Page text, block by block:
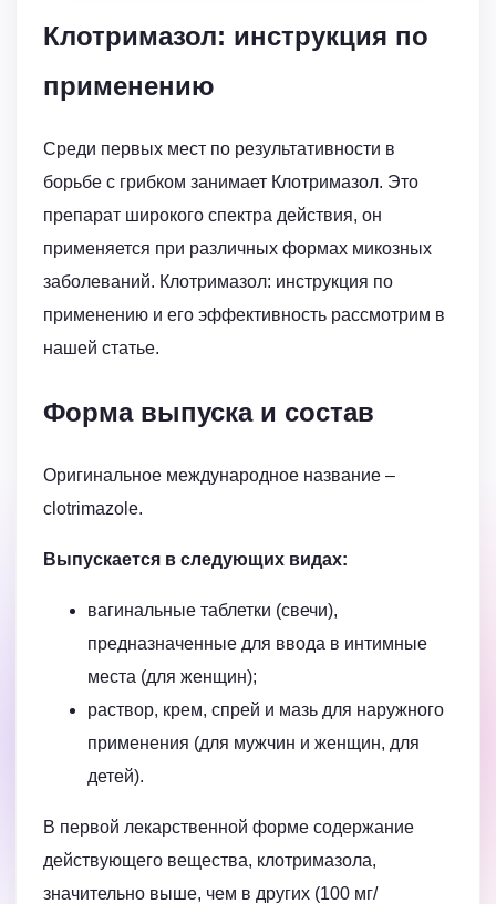
Клотримазол: инструкция по
применению
Среди первых мест по результативности в
борьбе с грибком занимает Клотримазол. Это
препарат широкого спектра действия, он
применяется при различных формах микозных
заболеваний. Клотримазол: инструкция по
применению и его эффективность рассмотрим в
нашей статье.
Форма выпуска и состав
Оригинальное международное название –
clotrimazole.
Выпускается в следующих видах:
вагинальные таблетки (свечи),
предназначенные для ввода в интимные
места (для женщин);
раствор, крем, спрей и мазь для наружного
применения (для мужчин и женщин, для
детей).
В первой лекарственной форме содержание
действующего вещества, клотримазола,
значительно выше, чем в других (100 мг/